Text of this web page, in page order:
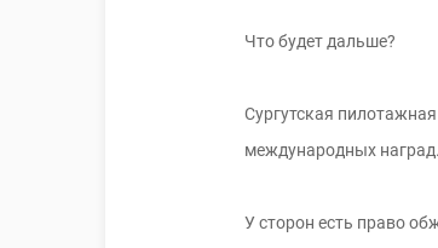
Что будет дальше?
Сургутская
международных
У сторон есть право